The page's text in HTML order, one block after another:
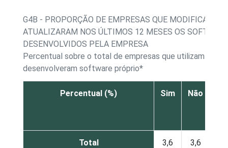
G4B - PROPORÇÃO DE EMPRESAS QUE MODIFICARAM
ATUALIZARAM NOS ÚLTIMOS 12 MESES OS
DESENVOLVIDOS PELA EMPRESA
Percentual sobre o total de empresas que utilizam
desenvolveram software próprio*
Percentual (%) Sim Não
Total 3,6 3,6